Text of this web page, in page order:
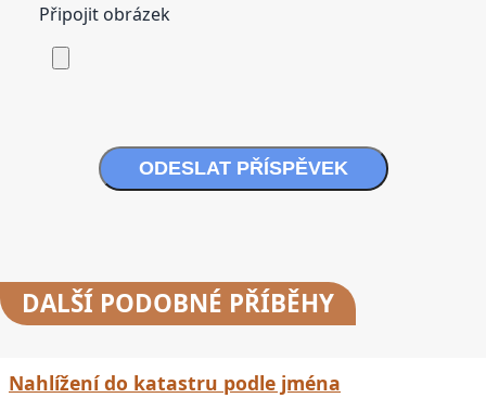
Připojit obrázek
ODESLAT PŘÍSPĚVEK
DALŠÍ PODOBNÉ PŘÍBĚHY
Nahlížení do katastru podle jména